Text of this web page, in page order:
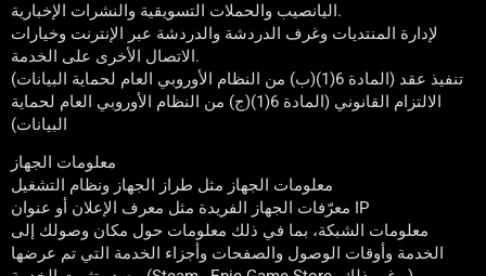
اليانصيب والحملات التسويقية والنشرات الإخبارية.
لإدارة المنتديات وغرف الدردشة والدردشة عبر الإنترنت وخيارات
الاتصال الأخرى على الخدمة.
تنفيذ عقد (المادة 6(1)(ب) من النظام الأوروبي العام لحماية البيانات)
الالتزام القانوني (المادة 6(1)(ج) من النظام الأوروبي العام لحماية
البيانات)
معلومات الجهاز
معلومات الجهاز مثل طراز الجهاز ونظام التشغيل
معرّفات الجهاز الفريدة مثل معرف الإعلان أو عنوان IP
معلومات الشبكة، بما في ذلك معلومات حول مكان وصولك إلى
الخدمة وأوقات الوصول والصفحات وأجزاء الخدمة التي تم عرضها